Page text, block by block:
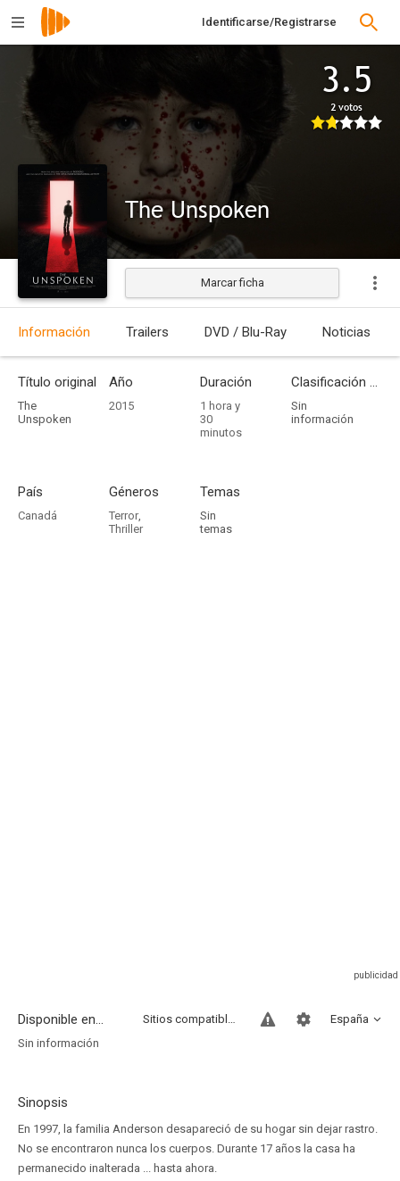
Identificarse/Registrarse
3.5
2 votos
The Unspoken
Estrenada
Marcar ficha
Información Trailers DVD / Blu-Ray Noticias
Título original
The
Unspoken
Año
2015
Duración
1 hora y
30
minutos
Clasificación por edades
Sin
información
País
Canadá
Géneros
Terror,
Thriller
Temas
Sin
temas
Disponible en... España
Sitios compatibles
Sin información
Sinopsis
En 1997, la familia Anderson desapareció de su hogar sin dejar rastro.
No se encontraron nunca los cuerpos. Durante 17 años la casa ha
permanecido inalterada ... hasta ahora.